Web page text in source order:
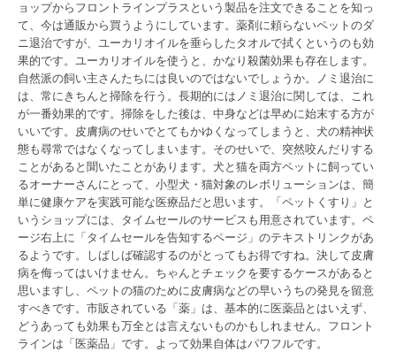
ョップからフロントラインプラスという製品を注文できることを知っ
て、今は通販から買うようにしています。薬剤に頼らないペットのダ
ニ退治ですが、ユーカリオイルを垂らしたタオルで拭くというのも効
果的です。ユーカリオイルを使うと、かなり殺菌効果も存在します。
自然派の飼い主さんたちには良いのではないでしょうか。ノミ退治に
は、常にきちんと掃除を行う。長期的にはノミ退治に関しては、これ
が一番効果的です。掃除をした後は、中身などは早めに始末する方が
いいです。皮膚病のせいでとてもかゆくなってしまうと、犬の精神状
態も尋常ではなくなってしまいます。そのせいで、突然咬んだりする
ことがあると聞いたことがあります。犬と猫を両方ペットに飼ってい
るオーナーさんにとって、小型犬・猫対象のレボリューションは、簡
単に健康ケアを実践可能な医療品だと思います。「ペットくすり」と
いうショップには、タイムセールのサービスも用意されています。ペ
ージ右上に「タイムセールを告知するページ」のテキストリンクがあ
るようです。しばしば確認するのがとってもお得ですね。決して皮膚
病を侮ってはいけません。ちゃんとチェックを要するケースがあると
思いますし、ペットの猫のために皮膚病などの早いうちの発見を留意
すべきです。市販されている「薬」は、基本的に医薬品とはいえず、
どうあっても効果も万全とは言えないものかもしれません。フロント
ラインは「医薬品」です。よって効果自体はパワフルです。